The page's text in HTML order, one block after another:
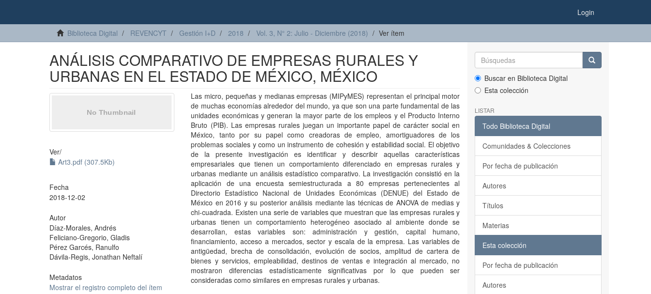
Login
Biblioteca Digital REVENCYT Gestión I+D 2018 Vol. 3, N° 2: Julio - Diciembre (2018) Ver ítem
ANÁLISIS COMPARATIVO DE EMPRESAS RURALES Y
URBANAS EN EL ESTADO DE MÉXICO, MÉXICO
Ver/
Art3.pdf (307.5Kb)
Fecha
2018-12-02
Autor
Díaz-Morales, Andrés
Feliciano-Gregorio, Gladis
Pérez Garcés, Ranulfo
Dávila-Regis, Jonathan Neftalí
Metadatos
Mostrar el registro completo del ítem
Las micro, pequeñas y medianas empresas (MIPyMES) representan el principal motor
de muchas economías alrededor del mundo, ya que son una parte fundamental de las
unidades económicas y generan la mayor parte de los empleos y el Producto Interno
Bruto (PIB). Las empresas rurales juegan un importante papel de carácter social en
México, tanto por su papel como creadoras de empleo, amortiguadores de los
problemas sociales y como un instrumento de cohesión y estabilidad social. El objetivo
de la presente investigación es identificar y describir aquellas características
empresariales que tienen un comportamiento diferenciado en empresas rurales y
urbanas mediante un análisis estadístico comparativo. La investigación consistió en la
aplicación de una encuesta semiestructurada a 80 empresas pertenecientes al
Directorio Estadístico Nacional de Unidades Económicas (DENUE) del Estado de
México en 2016 y su posterior análisis mediante las técnicas de ANOVA de medias y
chi-cuadrada. Existen una serie de variables que muestran que las empresas rurales y
urbanas tienen un comportamiento heterogéneo asociado al ambiente donde se
desarrollan, estas variables son: administración y gestión, capital humano,
financiamiento, acceso a mercados, sector y escala de la empresa. Las variables de
antigüedad, brecha de consolidación, evolución de socios, amplitud de cartera de
bienes y servicios, empleabilidad, destinos de ventas e integración al mercado, no
mostraron diferencias estadísticamente significativas por lo que pueden ser
consideradas como similares en empresas rurales y urbanas.
Buscar en Biblioteca Digital
Esta colección
LISTAR
Todo Biblioteca Digital
Comunidades & Colecciones
Por fecha de publicación
Autores
Títulos
Materias
Esta colección
Por fecha de publicación
Autores